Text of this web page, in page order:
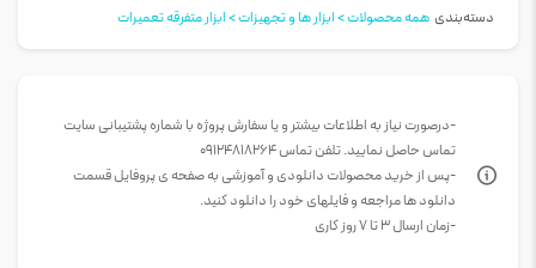
دسته‌بندی همه محصولات > ابزار ها و تجهیزات > ابزار متفرقه تعمیرات​
-درصورت نیاز به اطلاعات بیشتر و یا سفارش پروژه با شماره پشتیبانی سایت
تماس حاصل نمایید. تلفن تماس 09124818264
-پس از خرید محصولات دانلودی و آموزشی به صفحه ی پروفایل قسمت
دانلود ها مراجعه و فایلهای خود را دانلود کنید.
-زمان ارسال 3 تا 7 روز کاری